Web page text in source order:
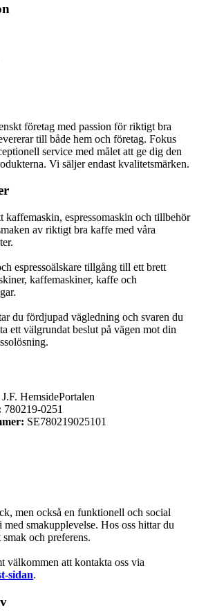
företag med passion för riktigt bra
till både hem och företag. Fokus
service med målet att ge dig den
Vi säljer endast kvalitetsmärken.
kaffemaskin, espressomaskin och tillbehör
av riktigt bra kaffe med våra
espressoälskare tillgång till ett brett
kaffemaskiner, kaffe och
du fördjupad vägledning och svaren du
ett välgrundat beslut på vägen mot din
HemsidePortalen
780219-0251
SE780219025101
men också en funktionell och social
smakupplevelse. Hos oss hittar du
smak och preferens.
välkommen att kontakta oss via
sidan.